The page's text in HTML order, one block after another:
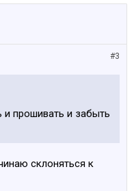
#3
и прошивать и забыть
склоняться к